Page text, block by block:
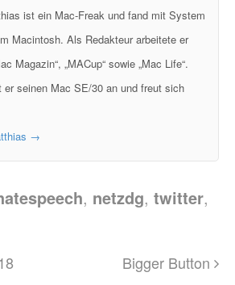
ist ein Mac-Freak und fand mit System
Macintosh. Als Redakteur arbeitete er
Magazin“, „MACup“ sowie „Mac Life“.
seinen Mac SE/30 an und freut sich
→
, netzdg, twitter,
Bigger Button